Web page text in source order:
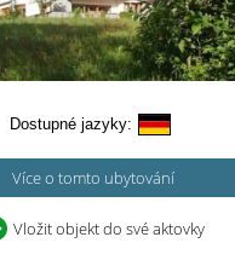
Dostupné jazyky:
Více o tomto ubytování
Vložit objekt do své aktovky